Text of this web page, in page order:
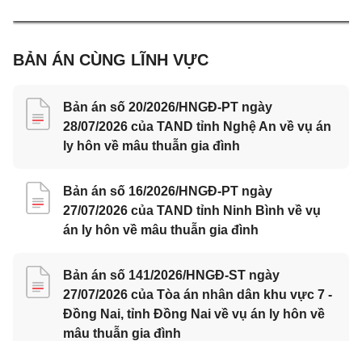
BẢN ÁN CÙNG LĨNH VỰC
Bản án số 20/2026/HNGĐ-PT ngày
28/07/2026 của TAND tỉnh Nghệ An về vụ án
ly hôn về mâu thuẫn gia đình
Bản án số 16/2026/HNGĐ-PT ngày
27/07/2026 của TAND tỉnh Ninh Bình về vụ
án ly hôn về mâu thuẫn gia đình
Bản án số 141/2026/HNGĐ-ST ngày
27/07/2026 của Tòa án nhân dân khu vực 7 -
Đồng Nai, tỉnh Đồng Nai về vụ án ly hôn về
mâu thuẫn gia đình